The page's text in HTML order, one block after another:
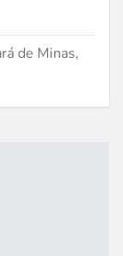
de Minas,